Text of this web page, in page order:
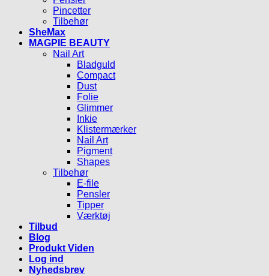
Pincetter
Tilbehør
SheMax
MAGPIE BEAUTY
Nail Art
Bladguld
Compact
Dust
Folie
Glimmer
Inkie
Klistermærker
Nail Art
Pigment
Shapes
Tilbehør
E-file
Pensler
Tipper
Værktøj
Tilbud
Blog
Produkt Viden
Log ind
Nyhedsbrev